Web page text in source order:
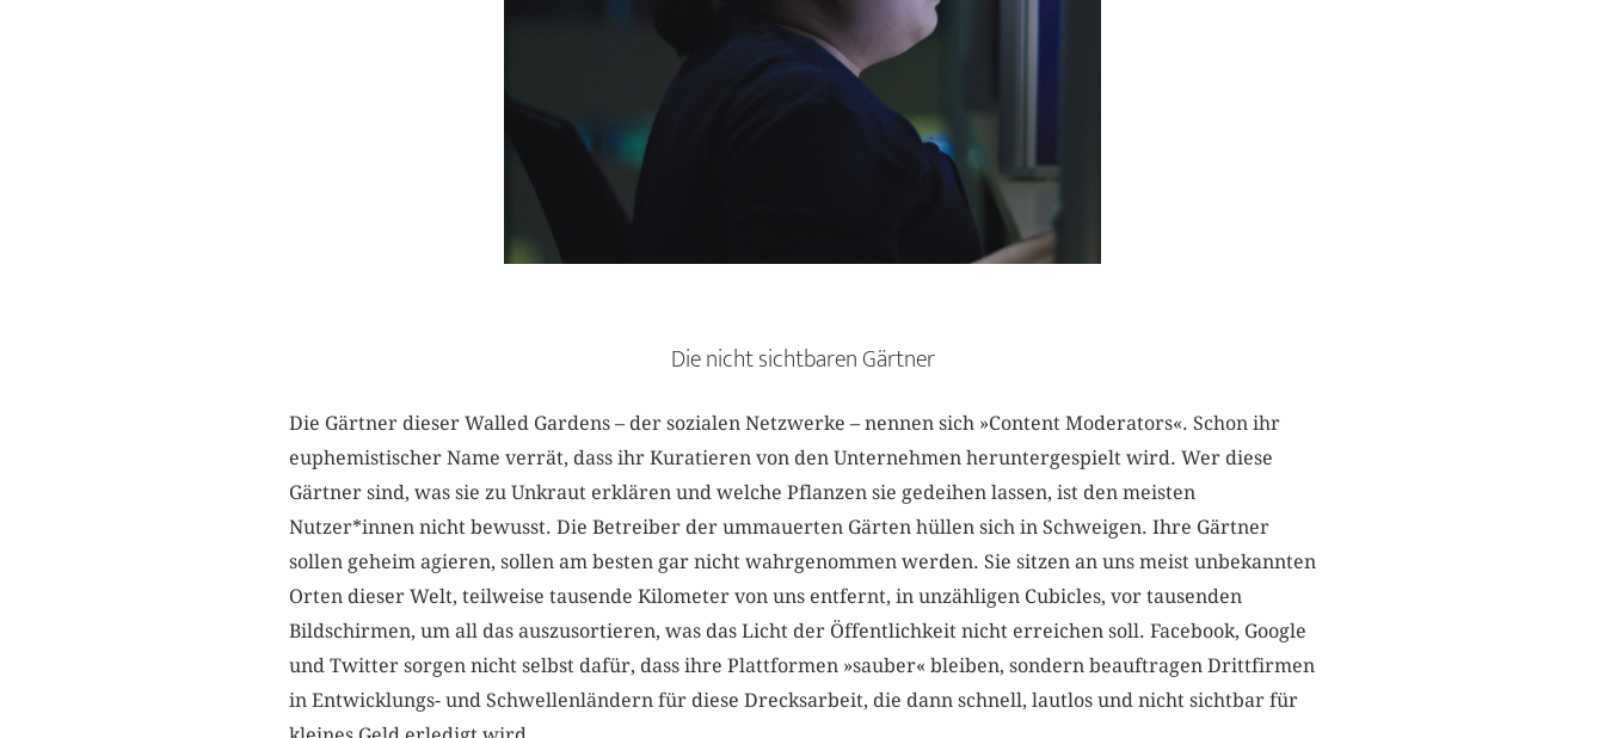
Die nicht sichtbaren Gärtner
Die Gärtner dieser Walled Gardens – der sozialen Netzwerke – nennen sich »Content Moderators«. Schon ihr
euphemistischer Name verrät, dass ihr Kuratieren von den Unternehmen heruntergespielt wird. Wer diese
Gärtner sind, was sie zu Unkraut erklären und welche Pflanzen sie gedeihen lassen, ist den meisten
Nutzer*innen nicht bewusst. Die Betreiber der ummauerten Gärten hüllen sich in Schweigen. Ihre Gärtner
sollen geheim agieren, sollen am besten gar nicht wahrgenommen werden. Sie sitzen an uns meist unbekannten
Orten dieser Welt, teilweise tausende Kilometer von uns entfernt, in unzähligen Cubicles, vor tausenden
Bildschirmen, um all das auszusortieren, was das Licht der Öffentlichkeit nicht erreichen soll. Facebook, Google
und Twitter sorgen nicht selbst dafür, dass ihre Plattformen »sauber« bleiben, sondern beauftragen Drittfirmen
in Entwicklungs- und Schwellenländern für diese Drecksarbeit, die dann schnell, lautlos und nicht sichtbar für